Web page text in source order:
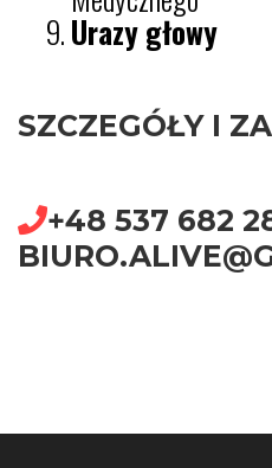
Urazy głowy
SZCZEGÓŁY I
+48 537 682